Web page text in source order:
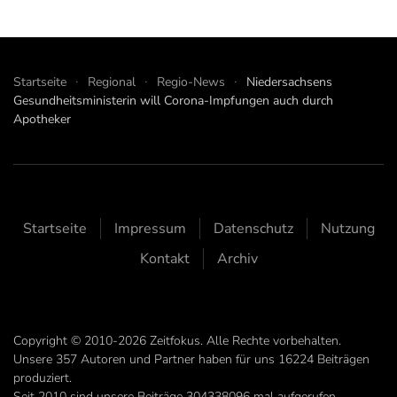
Startseite Regional Regio-News
Niedersachsens
Gesundheitsministerin will Corona-Impfungen auch durch
Apotheker
Startseite Impressum Datenschutz
Nutzung
Kontakt
Archiv
Copyright © 2010-2026 Zeitfokus. Alle Rechte vorbehalten.
Unsere 357 Autoren und Partner haben für uns 16224 Beiträgen
produziert.